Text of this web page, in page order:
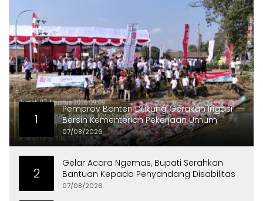
1
Pemprov Banten Dukung Gerakan Irigasi
Bersih Kementerian Pekerjaan Umum
07/08/2026
2
Gelar Acara Ngemas, Bupati Serahkan
Bantuan Kepada Penyandang Disabilitas
07/08/2026